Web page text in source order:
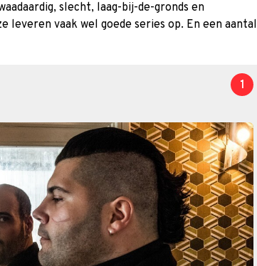
slecht, laag-bij-de-gronds en
leveren vaak wel goede series op. En een aantal
1